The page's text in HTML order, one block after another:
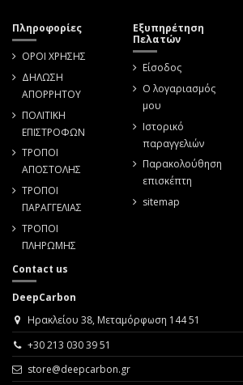
Πληροφορίες
ΟΡΟΙ ΧΡΗΣΗΣ
ΔΗΛΩΣΗ
ΑΠΟΡΡΗΤΟΥ
ΠΟΛΙΤΙΚΗ
ΕΠΙΣΤΡΟΦΩΝ
ΤΡΟΠΟΙ
ΑΠΟΣΤΟΛΗΣ
ΤΡΟΠΟΙ
ΠΑΡΑΓΓΕΛΙΑΣ
ΤΡΟΠΟΙ
ΠΛΗΡΩΜΗΣ
Εξυπηρέτηση
Πελατών
Είσοδος
Ο λογαριασμός
μου
Ιστορικό
παραγγελιών
Παρακολούθηση
επισκέπτη
sitemap
Contact us
DeepCarbon
Ηρακλείου 38, Μεταμόρφωση 144 51
+30 213 030 39 51
store@deepcarbon.gr